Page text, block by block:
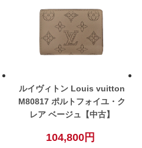
ルイヴィトン Louis vuitton
M80817 ポルトフォイユ・ク
レア ベージュ【中古】
104,800円